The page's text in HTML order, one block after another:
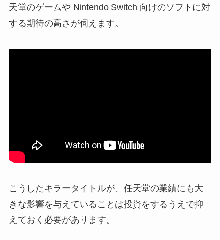
天堂のゲームや Nintendo Switch 向けのソフトに対
する期待の高さが伺えます。
こうしたキラータイトルが、任天堂の業績にも大
きな影響を与えていることは投資をするうえで抑
えておく必要があります。